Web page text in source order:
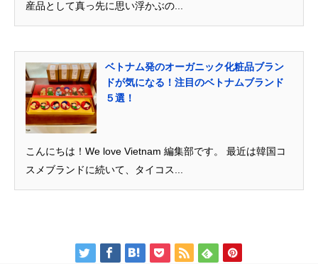
産品として真っ先に思い浮かぶの...
ベトナム発のオーガニック化粧品ブラン
ドが気になる！注目のベトナムブランド
５選！
こんにちは！We love Vietnam 編集部です。 最近は韓国コ
スメブランドに続いて、タイコス...